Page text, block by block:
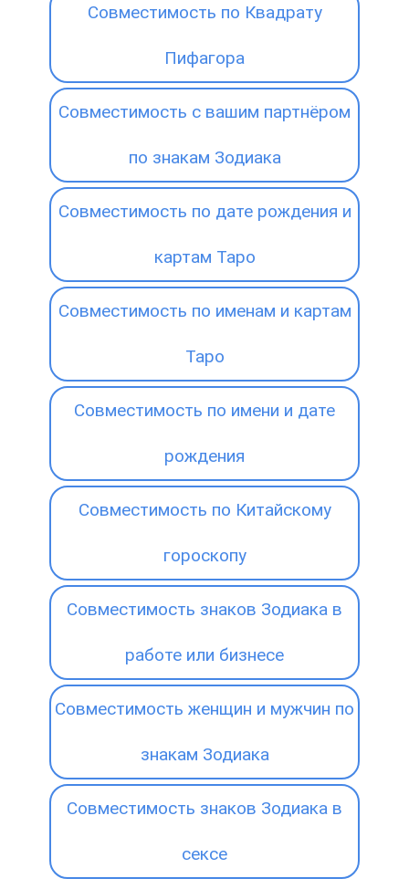
Совместимость по Квадрату
Пифагора
Совместимость с вашим партнёром
по знакам Зодиака
Совместимость по дате рождения и
картам Таро
Совместимость по именам и картам
Таро
Совместимость по имени и дате
рождения
Совместимость по Китайскому
гороскопу
Совместимость знаков Зодиака в
работе или бизнесе
Совместимость женщин и мужчин по
знакам Зодиака
Совместимость знаков Зодиака в
сексе